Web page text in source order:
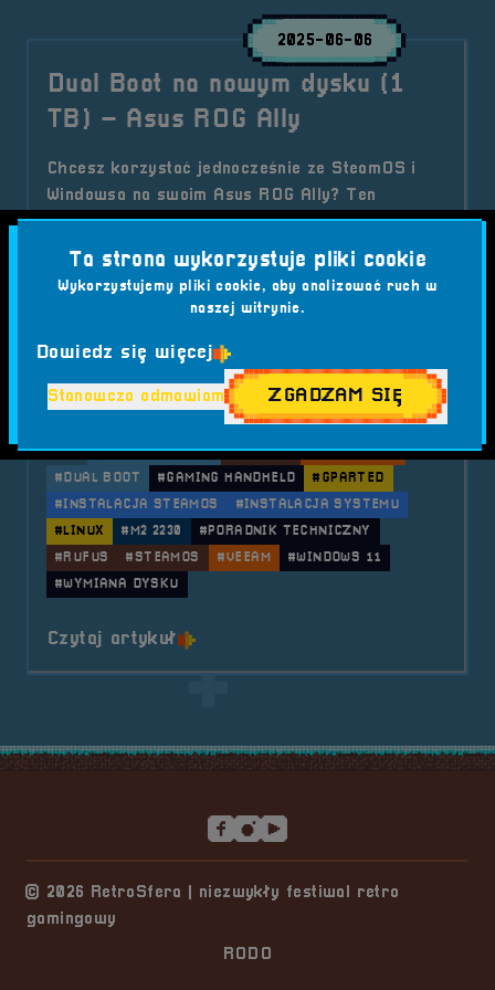
2025-06-06
Dual Boot na nowym dysku (1
TB) – Asus ROG Ally
Chcesz korzystać jednocześnie ze SteamOS i
Windowsa na swoim Asus ROG Ally? Ten
szczegółowy poradnik krok po kroku pokaże Ci,
jak bezpiecznie wymienić dysk, wykonać backup,
zainstalować oba systemy oraz swobodnie się
między nimi przełączać. Idealne rozwiązanie dla
pełni wykorzystać możliwości swojego
urządzenia.
Aktualności
Tagi: #ASUS ROG ALLY #BACKUP
#BOOT MENU
#DUAL BOOT
#GAMING HANDHELD
#GPARTED
#INSTALACJA STEAMOS
#INSTALACJA SYSTEMU
#LINUX
#M2 2230
#PORADNIK TECHNICZNY
#RUFUS
#STEAMOS #VEEAM
#WINDOWS 11
#WYMIANA DYSKU
Czytaj artykuło tytule Dual Boot na nowym
© 2026 RetroSfera | niezwykły festiwal retro
gamingowy
RODO
Ta strona wykorzystuje pliki cookie
Wykorzystujemy pliki cookie, aby analizować ruch w
naszej witrynie.
Dowiedz się więcej
Stanowczo odmawiam ZGADZAM SIĘ